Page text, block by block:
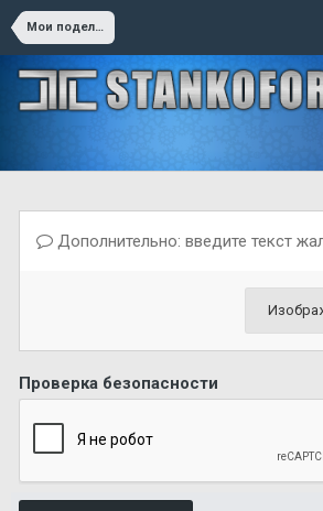
Мои поделки
Дополнительно: введите текст
Проверка безопасности